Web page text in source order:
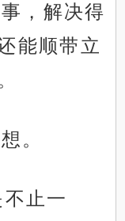
，解决得
能顺带立
。
不止一